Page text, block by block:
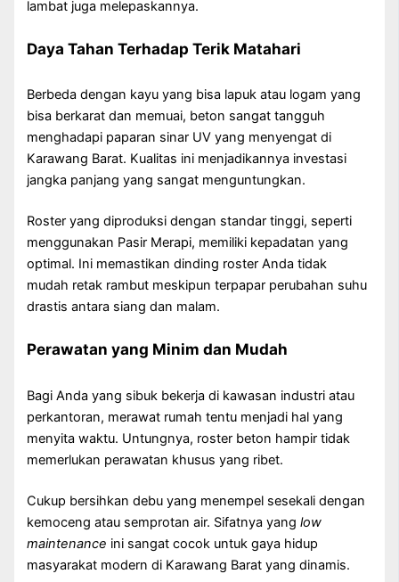
lambat juga melepaskannya.
Daya Tahan Terhadap Terik Matahari
Berbeda dengan kayu yang bisa lapuk atau logam yang
bisa berkarat dan memuai, beton sangat tangguh
menghadapi paparan sinar UV yang menyengat di
Karawang Barat. Kualitas ini menjadikannya investasi
jangka panjang yang sangat menguntungkan.
Roster yang diproduksi dengan standar tinggi, seperti
menggunakan Pasir Merapi, memiliki kepadatan yang
optimal. Ini memastikan dinding roster Anda tidak
mudah retak rambut meskipun terpapar perubahan suhu
drastis antara siang dan malam.
Perawatan yang Minim dan Mudah
Bagi Anda yang sibuk bekerja di kawasan industri atau
perkantoran, merawat rumah tentu menjadi hal yang
menyita waktu. Untungnya, roster beton hampir tidak
memerlukan perawatan khusus yang ribet.
Cukup bersihkan debu yang menempel sesekali dengan
kemoceng atau semprotan air. Sifatnya yanglow
maintenance ini sangat cocok untuk gaya hidup
masyarakat modern di Karawang Barat yang dinamis.